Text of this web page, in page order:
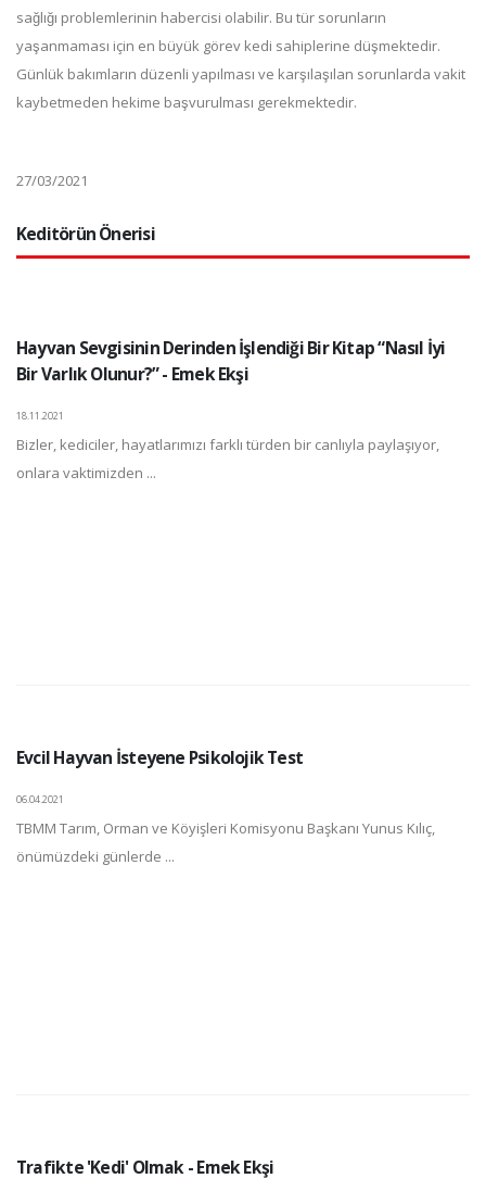
sağlığı problemlerinin habercisi olabilir. Bu tür sorunların
yaşanmaması için en büyük görev kedi sahiplerine düşmektedir.
Günlük bakımların düzenli yapılması ve karşılaşılan sorunlarda vakit
kaybetmeden hekime başvurulması gerekmektedir.
27/03/2021
Keditörün Önerisi
Hayvan Sevgisinin Derinden İşlendiği Bir Kitap “Nasıl İyi
Bir Varlık Olunur?” - Emek Ekşi
18.11.2021
Bizler, kediciler, hayatlarımızı farklı türden bir canlıyla paylaşıyor,
onlara vaktimizden ...
Evcil Hayvan İsteyene Psikolojik Test
06.04.2021
TBMM Tarım, Orman ve Köyişleri Komisyonu Başkanı Yunus Kılıç,
önümüzdeki günlerde ...
Trafikte 'Kedi' Olmak - Emek Ekşi